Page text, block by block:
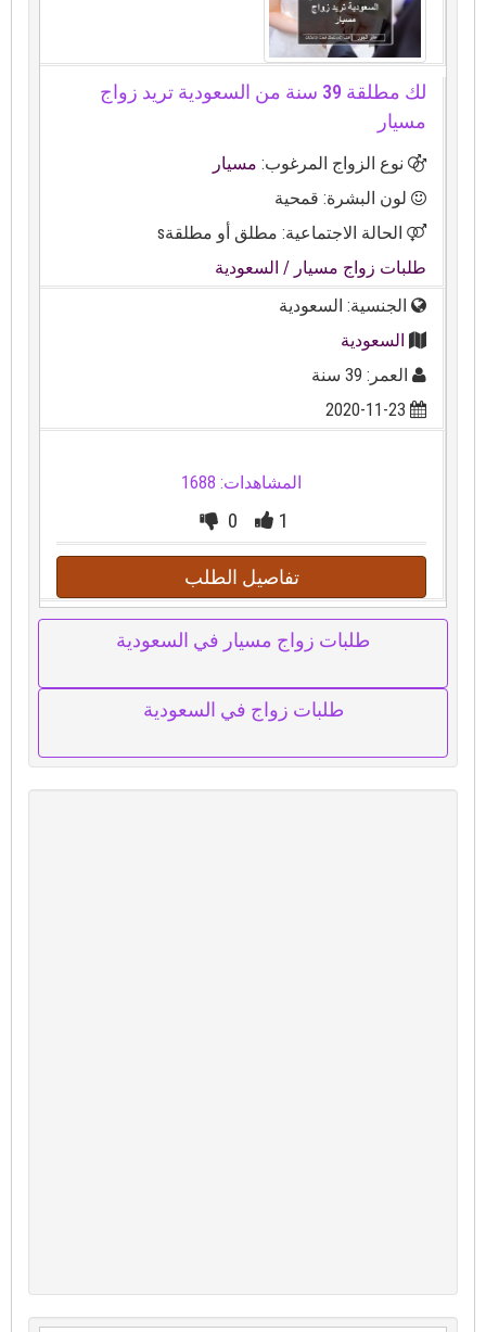
لك مطلقة 39 سنة من السعودية تريد زواج
مسيار
نوع الزواج المرغوب:مسيار
لون البشرة: قمحية
الحالة الاجتماعية: مطلق أو مطلقةs
طلبات زواج مسيار / السعودية
الجنسية: السعودية
السعودية
العمر: 39 سنة
2020-11-23
المشاهدات: 1688
1
0
تفاصيل الطلب
طلبات زواج مسيار في السعودية
طلبات زواج في السعودية